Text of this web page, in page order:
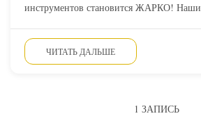
инструментов становится ЖАРКО! Наши
ЧИТАТЬ ДАЛЬШЕ
1 ЗАПИСЬ